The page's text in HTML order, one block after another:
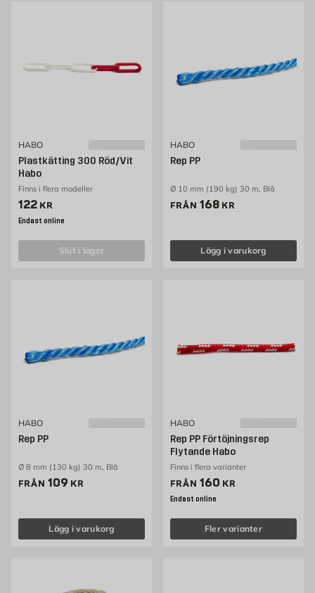
HABO
Plastkätting 300 Röd/Vit
Habo
Finns i flera modeller
Pris 122 kr
122 KR
Endast online
slut i lager
HABO
Rep PP
Ø 10 mm (190 kg) 30 m, Blå
FRÅN Pris 168 kr
168 KR
Lägg i varukorg
HABO
Rep PP
Ø 8 mm (130 kg) 30 m, Blå
FRÅN Pris 109 kr
109 KR
Lägg i varukorg
HABO
Rep PP Förtöjningsrep
Flytande Habo
Finns i flera varianter
FRÅN Pris 160 kr
160 KR
Endast online
Fler varianter